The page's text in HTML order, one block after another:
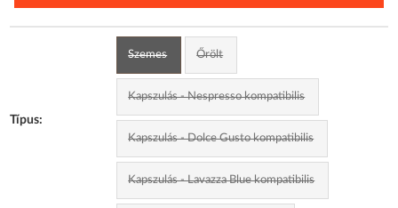
Típus:
Szemes Őrölt
Kapszulás - Nespresso kompatibilis
Kapszulás - Dolce Gusto kompatibilis
Kapszulás - Lavazza Blue kompatibilis